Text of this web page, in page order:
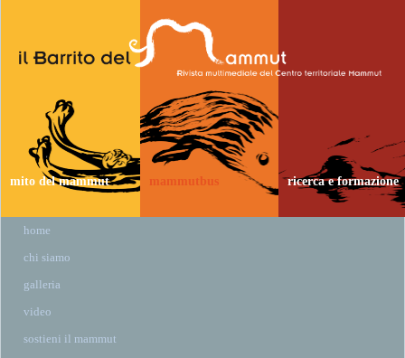
mito del mammut mammutbus ricerca e formazione
home
chi siamo
galleria
video
sostieni il mammut